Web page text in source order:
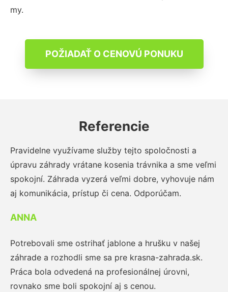
my.
POŽIADAŤ O CENOVÚ PONUKU
Referencie
Pravidelne využívame služby tejto spoločnosti a
úpravu záhrady vrátane kosenia trávnika a sme veľmi
spokojní. Záhrada vyzerá veľmi dobre, vyhovuje nám
aj komunikácia, prístup či cena. Odporúčam.
ANNA
Potrebovali sme ostrihať jablone a hrušku v našej
záhrade a rozhodli sme sa pre krasna-zahrada.sk.
Práca bola odvedená na profesionálnej úrovni,
rovnako sme boli spokojní aj s cenou.